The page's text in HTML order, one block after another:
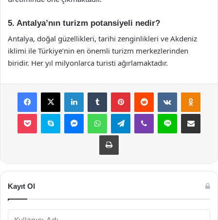
5. Antalya’nın turizm potansiyeli nedir?
Antalya, doğal güzellikleri, tarihi zenginlikleri ve Akdeniz
iklimi ile Türkiye’nin en önemli turizm merkezlerinden
biridir. Her yıl milyonlarca turisti ağırlamaktadır.
Facebook
X LinkedInTumblr PinterestReddit VKontakte
Pocket Skype MessengerWhatsAppTelegramViber Line E-Posta ile
Yazdır
Kayıt Ol